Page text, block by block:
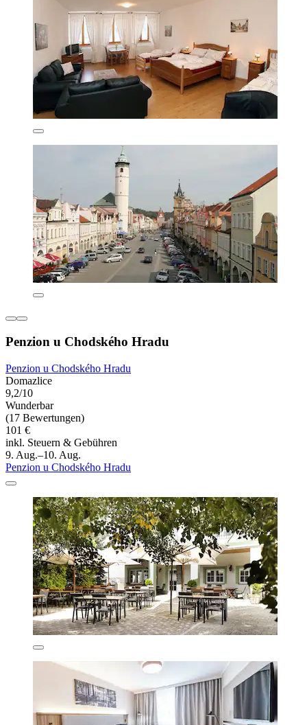
Penzion u Chodského Hradu
Penzion u Chodského Hradu
Domazlice
9,2/10
Wunderbar
(17 Bewertungen)
101 €
inkl. Steuern & Gebühren
9. Aug.–10. Aug.
Penzion u Chodského Hradu